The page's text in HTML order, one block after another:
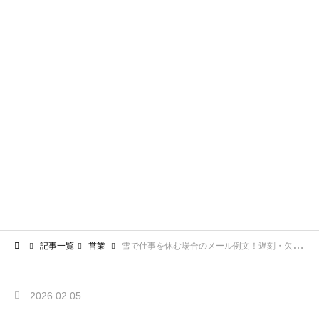
記事一覧 営業 雪で仕事を休む場合のメール例文！遅刻・欠勤を丁寧に伝える方法
2026.02.05